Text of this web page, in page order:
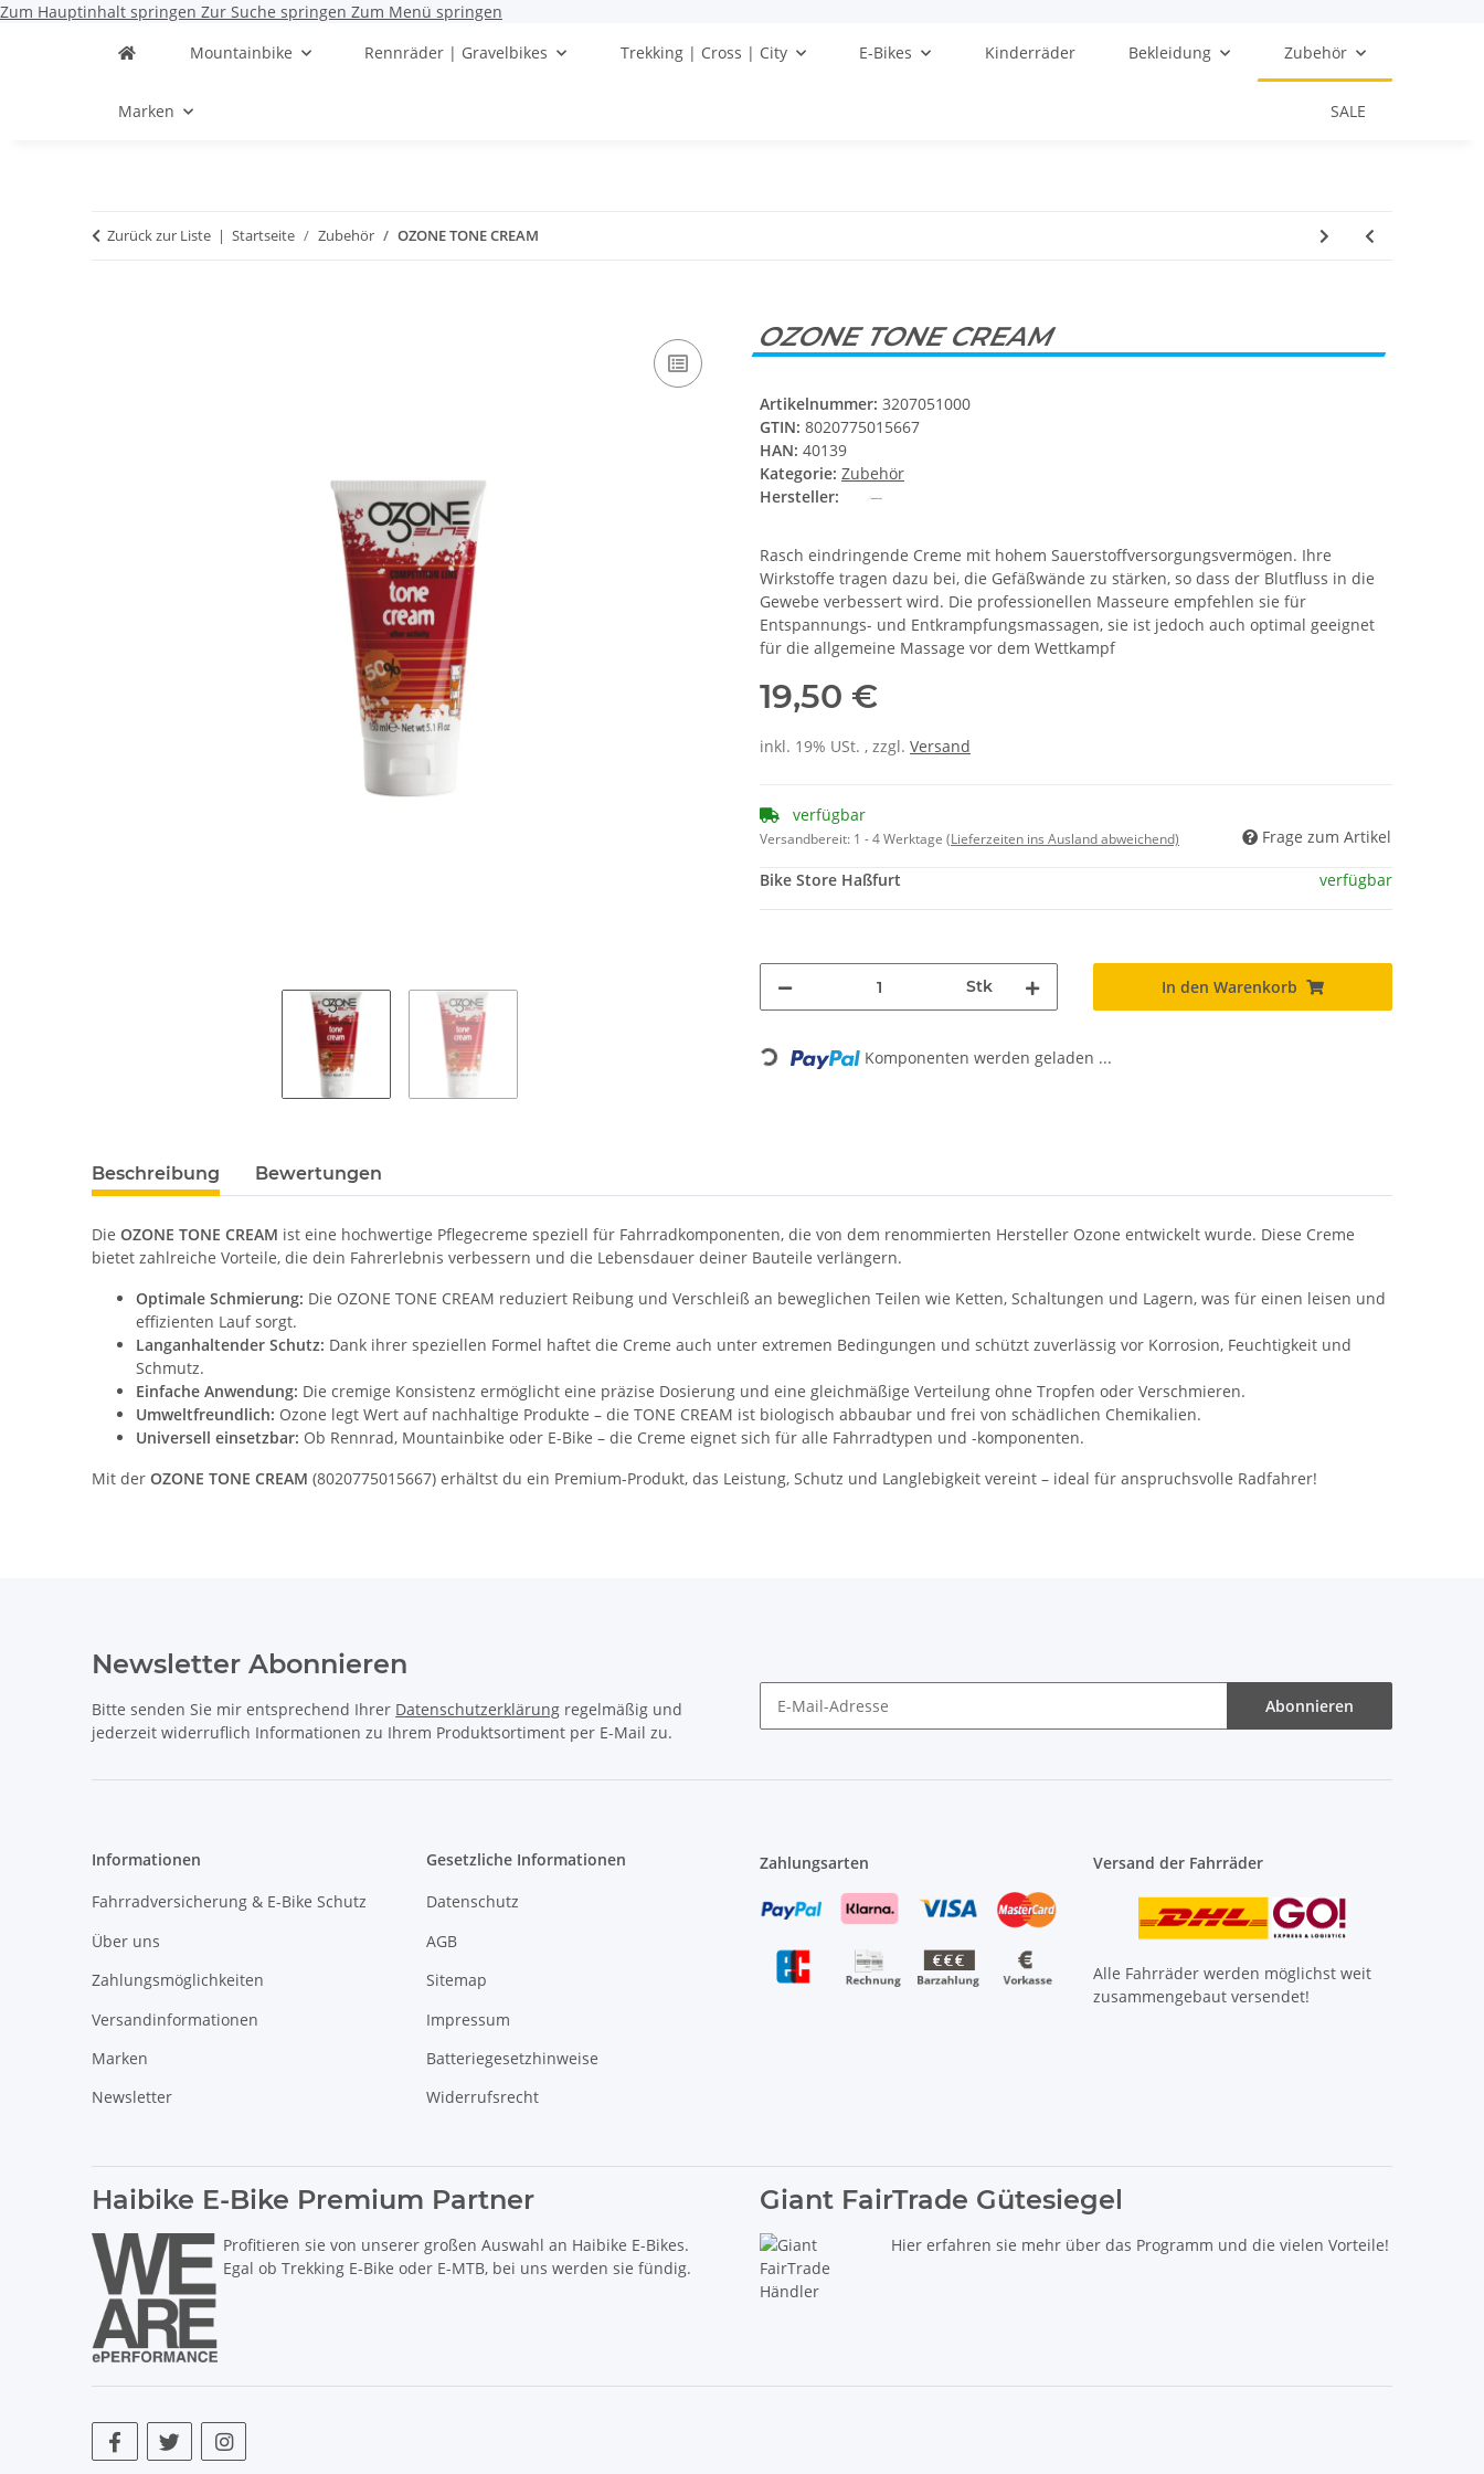
Zum Hauptinhalt springen Zur Suche springen Zum Menü springen
Mountainbike
Rennräder | Gravelbikes Trekking | Cross | City E-Bikes Kinderräder Bekleidung Zubehör
Marken SALE
Zurück zur Liste Startseite Zubehör OZONE TONE CREAM
OZONE TONE CREAM
Artikelnummer: 3207051000
GTIN: 8020775015667
HAN: 40139
Kategorie: Zubehör
Hersteller:
Rasch eindringende Creme mit hohem Sauerstoffversorgungsvermögen. Ihre
Wirkstoffe tragen dazu bei, die Gefäßwände zu stärken, so dass der Blutfluss in die
Gewebe verbessert wird. Die professionellen Masseure empfehlen sie für
Entspannungs- und Entkrampfungsmassagen, sie ist jedoch auch optimal geeignet
für die allgemeine Massage vor dem Wettkampf
19,50 €
inkl. 19% USt. , zzgl. Versand
verfügbar
Versandbereit: 1 - 4 Werktage (Lieferzeiten ins Ausland abweichend) Frage zum Artikel
Bike Store Haßfurt verfügbar
Stk In den Warenkorb
Loading... Komponenten werden geladen ...
Beschreibung Bewertungen
DieOZONE TONE CREAM ist eine hochwertige Pflegecreme speziell für Fahrradkomponenten, die von dem renommierten Hersteller Ozone entwickelt wurde. Diese Creme
bietet zahlreiche Vorteile, die dein Fahrerlebnis verbessern und die Lebensdauer deiner Bauteile verlängern.
Optimale Schmierung: Die OZONE TONE CREAM reduziert Reibung und Verschleiß an beweglichen Teilen wie Ketten, Schaltungen und Lagern, was für einen leisen und
effizienten Lauf sorgt.
Langanhaltender Schutz: Dank ihrer speziellen Formel haftet die Creme auch unter extremen Bedingungen und schützt zuverlässig vor Korrosion, Feuchtigkeit und
Schmutz.
Einfache Anwendung: Die cremige Konsistenz ermöglicht eine präzise Dosierung und eine gleichmäßige Verteilung ohne Tropfen oder Verschmieren.
Umweltfreundlich: Ozone legt Wert auf nachhaltige Produkte – die TONE CREAM ist biologisch abbaubar und frei von schädlichen Chemikalien.
Universell einsetzbar: Ob Rennrad, Mountainbike oder E-Bike – die Creme eignet sich für alle Fahrradtypen und -komponenten.
Mit derOZONE TONE CREAM (8020775015667) erhältst du ein Premium-Produkt, das Leistung, Schutz und Langlebigkeit vereint – ideal für anspruchsvolle Radfahrer!
Newsletter Abonnieren
Bitte senden Sie mir entsprechend Ihrer Datenschutzerklärung regelmäßig und
jederzeit widerruflich Informationen zu Ihrem Produktsortiment per E-Mail zu.
Abonnieren
Informationen
Fahrradversicherung & E-Bike Schutz
Über uns
Zahlungsmöglichkeiten
Versandinformationen
Marken
Newsletter
Gesetzliche Informationen
Datenschutz
AGB
Sitemap
Impressum
Batteriegesetzhinweise
Widerrufsrecht
Zahlungsarten Versand der Fahrräder
Alle Fahrräder werden möglichst weit
zusammengebaut versendet!
Haibike E-Bike Premium Partner
Profitieren sie von unserer großen Auswahl an Haibike E-Bikes.
Egal ob Trekking E-Bike oder E-MTB, bei uns werden sie fündig.
Giant FairTrade Gütesiegel
Hier erfahren sie mehr über das Programm und die vielen Vorteile!